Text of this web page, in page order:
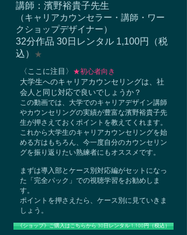
講師：濱野裕貴子先生
​（キャリアカウンセラー・講師・ワー
クショップデザイナー）
32分作品 30日レンタル 1,100円（税
込） ★
〈ここに注目〉 ★初心者向き
大学生へのキャリアカウンセリングは、社
会人と同じ対応で良いでしょうか？
この動画では、大学でのキャリアデザイン講師
やカウンセリングの実績が豊富な濱野裕貴子先
生が押さえておくポイントを教えてくれます。
これから大学生のキャリアカウンセリングを始
める方はもちろん、今一度自分のカウンセリン
グを振り返りたい熟練者にもオススメです。
まずは導入部とケース別対応編がセットになっ
た「完全パック」での視聴学習をお勧めしま
す。
ポイントを押さえたら、ケース別に見ていきま
しょう。
《ショップ》ご購入はこちらから 30日レンタル 1,100円（税込）